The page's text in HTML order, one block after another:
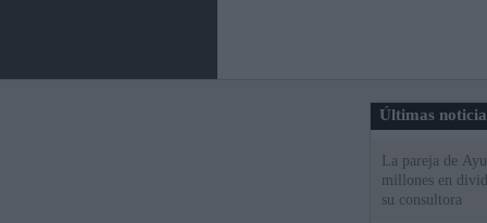
Últimas
La pareja de
millones en
su consultora